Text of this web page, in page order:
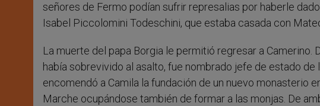
señores de Fermo podían sufrir represalias por haberle
Isabel Piccolomini Todeschini, que estaba casada con
La muerte del papa Borgia le permitió regresar a Camerino.
había sobrevivido al asalto, fue nombrado jefe de estado
encomendó a Camila la fundación de un nuevo monasterio
Marche ocupándose también de formar a las monjas. De